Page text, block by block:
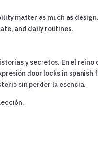
matter as much as
and daily routines.
y secretos. En el
door locks in spanish
sin perder la esencia.